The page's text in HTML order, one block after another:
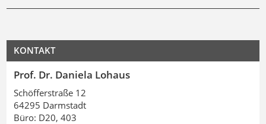
KONTAKT
Prof. Dr. Daniela Lohaus
Schöfferstraße 12
64295 Darmstadt
Büro: D20, 403